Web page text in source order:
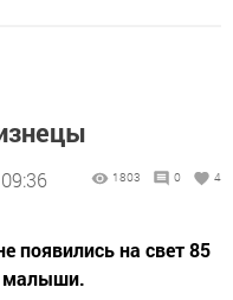
1803 0 4
появились на свет 85
малыши.